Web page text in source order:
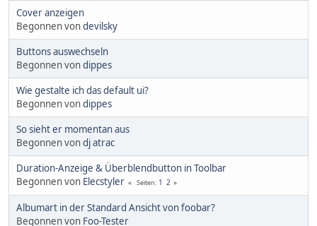
Cover anzeigen
Begonnen vondevilsky
Buttons auswechseln
Begonnen vondippes
Wie gestalte ich das default ui?
Begonnen vondippes
So sieht er momentan aus
Begonnen vondj atrac
Duration-Anzeige & Überblendbutton in Toolbar
Begonnen von Elecstyler Seiten 1 2
Albumart in der Standard Ansicht von foobar?
Begonnen von Foo-Tester